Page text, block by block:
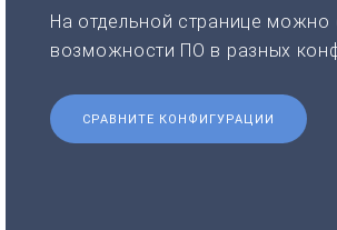
На отдельной странице можно
возможности ПО в разных
СРАВНИТЕ КОНФИГУРАЦИИ